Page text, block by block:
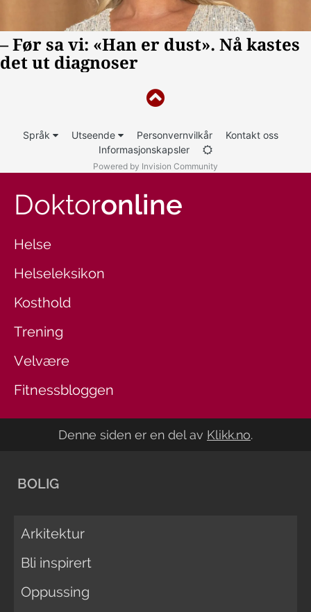
Språk Utseende Personvernvilkår
Kontakt oss
Informasjonskapsler
Powered by Invision Community
Doktoronline
Helse
Helseleksikon
Kosthold
Trening
Velvære
Fitnessbloggen
Denne siden er en del av Klikk.no.
BOLIG
Arkitektur
Bli inspirert
Oppussing